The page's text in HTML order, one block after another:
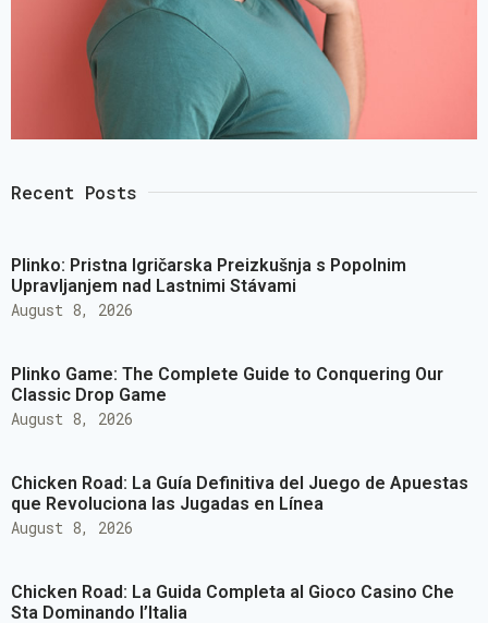
Recent Posts
Plinko: Pristna Igričarska Preizkušnja s Popolnim
Upravljanjem nad Lastnimi Stávami
August 8, 2026
Plinko Game: The Complete Guide to Conquering Our
Classic Drop Game
August 8, 2026
Chicken Road: La Guía Definitiva del Juego de Apuestas
que Revoluciona las Jugadas en Línea
August 8, 2026
Chicken Road: La Guida Completa al Gioco Casino Che
Sta Dominando l’Italia